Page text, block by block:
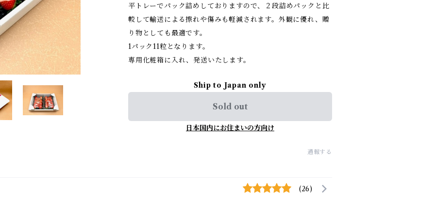
平トレーでパック詰めしておりますので、２段詰めパックと比
較して輸送による擦れや傷みも軽減されます。外観に優れ、贈
り物としても最適です。
1パック11粒となります。
専用化粧箱に入れ、発送いたします。
Ship to Japan only
Sold out
日本国内にお住まいの方向け
通報する
(26)